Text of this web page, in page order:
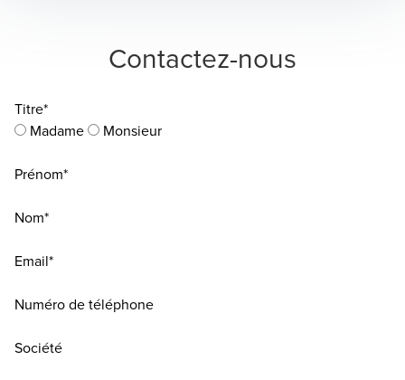
Contactez-nous
Titre*
Madame
Monsieur
Prénom*
Nom*
Email*
Numéro de téléphone
Société